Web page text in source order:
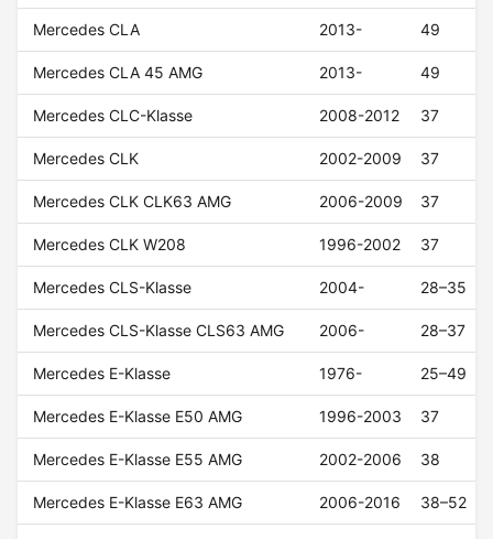
Mercedes CLA 2013- 49
Mercedes CLA 45 AMG 2013- 49
Mercedes CLC-Klasse 2008-2012 37
Mercedes CLK 2002-2009 37
Mercedes CLK CLK63 AMG 2006-2009 37
Mercedes CLK W208 1996-2002 37
Mercedes CLS-Klasse 2004- 28–35
Mercedes CLS-Klasse CLS63 AMG 2006- 28–37
Mercedes E-Klasse 1976- 25–49
Mercedes E-Klasse E50 AMG 1996-2003 37
Mercedes E-Klasse E55 AMG 2002-2006 38
Mercedes E-Klasse E63 AMG 2006-2016 38–52